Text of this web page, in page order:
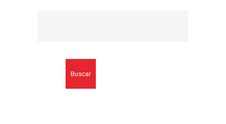
Buscar